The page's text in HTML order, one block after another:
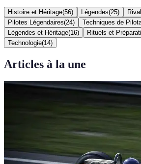
Histoire et Héritage(56) Légendes(25)
Pilotes Légendaires(24) Techniques de
Légendes et Héritage(16) Rituels et
Technologie(14)
Articles à la une